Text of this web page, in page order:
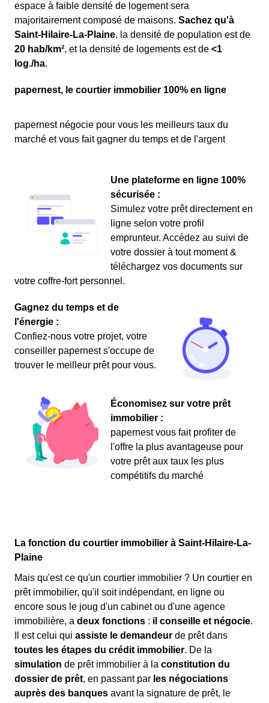
espace à faible densité de logement sera
majoritairement composé de maisons. Sachez qu'à
Saint-Hilaire-La-Plaine, la densité de population est de
20 hab/km², et la densité de logements est de <1
log./ha.
papernest, le courtier immobilier 100% en ligne
papernest négocie pour vous les meilleurs taux du
marché et vous fait gagner du temps et de l'argent
Une plateforme en ligne 100%
sécurisée :
Simulez votre prêt directement en
ligne selon votre profil
emprunteur. Accédez au suivi de
votre dossier à tout moment &
téléchargez vos documents sur
votre coffre-fort personnel.
Gagnez du temps et de
l'énergie :
Confiez-nous votre projet, votre
conseiller papernest s'occupe de
trouver le meilleur prêt pour vous.
Économisez sur votre prêt
immobilier :
papernest vous fait profiter de
l'offre la plus avantageuse pour
votre prêt aux taux les plus
compétitifs du marché
La fonction du courtier immobilier à Saint-Hilaire-La-
Plaine
Mais qu'est ce qu'un courtier immobilier ? Un courtier en
prêt immobilier, qu'il soit indépendant, en ligne ou
encore sous le joug d'un cabinet ou d'une agence
immobilière, a deux fonctions : il conseille et négocie.
Il est celui qui assiste le demandeur de prêt dans
toutes les étapes du crédit immobilier. De la
simulation de prêt immobilier à la constitution du
dossier de prêt, en passant par les négociations
auprès des banques avant la signature de prêt, le